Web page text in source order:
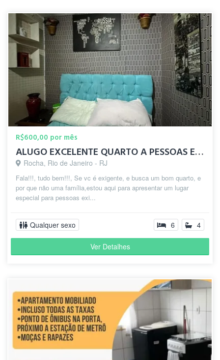
R$600,00 por mês
ALUGO EXCELENTE QUARTO A PESSOAS EXIGENTES PRÓXIMO AO CENTRO
Rocha, Rio de Janeiro - RJ
Fala!!!, tudo bem!!!, Se vc é exigente, e busca um bom quarto, e
por que não uma família,estou aqui para apresentar um lugar
especial para pessoas exi...
Qualquer sexo 6 4
Ver Detalhes